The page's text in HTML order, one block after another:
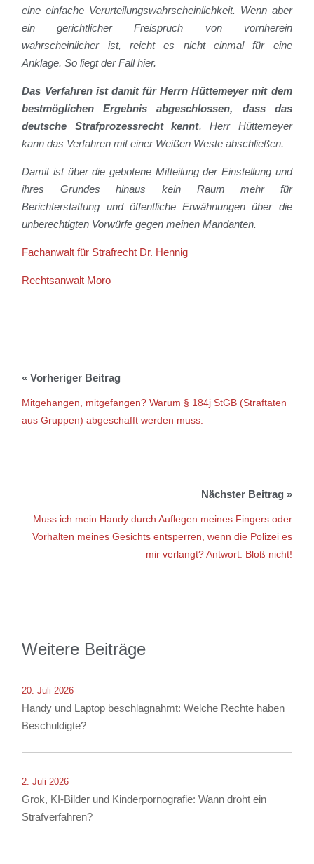
eine einfache Verurteilungswahrscheinlichkeit. Wenn aber
ein gerichtlicher Freispruch von vornherein
wahrscheinlicher ist, reicht es nicht einmal für eine
Anklage. So liegt der Fall hier.
Das Verfahren ist damit für Herrn Hüttemeyer mit dem
bestmöglichen Ergebnis abgeschlossen, dass das
deutsche Strafprozessrecht kennt. Herr Hüttemeyer
kann das Verfahren mit einer Weißen Weste abschließen.
Damit ist über die gebotene Mitteilung der Einstellung und
ihres Grundes hinaus kein Raum mehr für
Berichterstattung und öffentliche Erwähnungen über die
unberechtigten Vorwürfe gegen meinen Mandanten.
Fachanwalt für Strafrecht Dr. Hennig
Rechtsanwalt Moro
Mitgehangen, mitgefangen? Warum § 184j StGB (Straftaten
aus Gruppen) abgeschafft werden muss.
Muss ich mein Handy durch Auflegen meines Fingers oder
Vorhalten meines Gesichts entsperren, wenn die Polizei es
mir verlangt? Antwort: Bloß nicht!
Weitere Beiträge
20. Juli 2026
Handy und Laptop beschlagnahmt: Welche Rechte haben
Beschuldigte?
2. Juli 2026
Grok, KI-Bilder und Kinderpornografie: Wann droht ein
Strafverfahren?